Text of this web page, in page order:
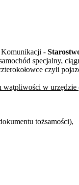
Komunikacji -
specjalny,
czyli
w
tożsamości),